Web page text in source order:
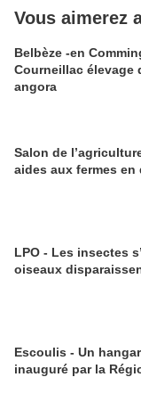
Vous aimerez
Belbèze -en
Courneillac élevage
angora
Salon de
aides aux fermes
LPO - Les insectes
oiseaux
Escoulis - Un
inauguré par la